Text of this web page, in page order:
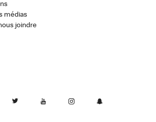
médias
joindre